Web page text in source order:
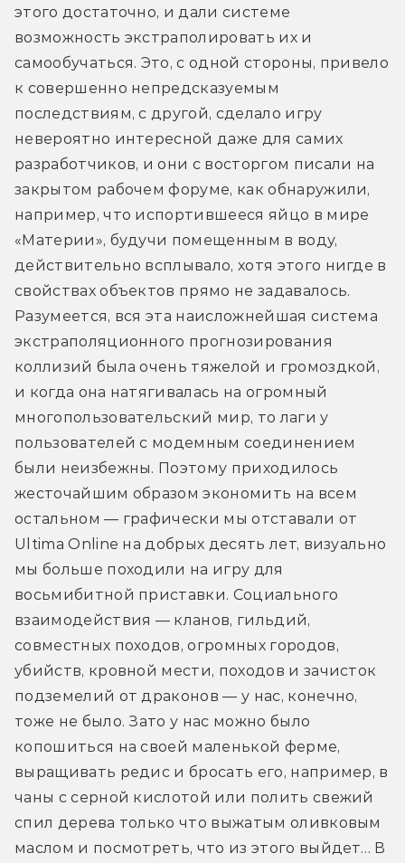
этого достаточно, и дали системе
возможность экстраполировать их и
самообучаться. Это, с одной стороны, привело
к совершенно непредсказуемым
последствиям, с другой, сделало игру
невероятно интересной даже для самих
разработчиков, и они с восторгом писали на
закрытом рабочем форуме, как обнаружили,
например, что испортившееся яйцо в мире
«Материи», будучи помещенным в воду,
действительно всплывало, хотя этого нигде в
свойствах объектов прямо не задавалось.
Разумеется, вся эта наисложнейшая система
экстраполяционного прогнозирования
коллизий была очень тяжелой и громоздкой,
и когда она натягивалась на огромный
многопользовательский мир, то лаги у
пользователей с модемным соединением
были неизбежны. Поэтому приходилось
жесточайшим образом экономить на всем
остальном — графически мы отставали от
Ultima Online на добрых десять лет, визуально
мы больше походили на игру для
восьмибитной приставки. Социального
взаимодействия — кланов, гильдий,
совместных походов, огромных городов,
убийств, кровной мести, походов и зачисток
подземелий от драконов — у нас, конечно,
тоже не было. Зато у нас можно было
копошиться на своей маленькой ферме,
выращивать редис и бросать его, например, в
чаны с серной кислотой или полить свежий
спил дерева только что выжатым оливковым
маслом и посмотреть, что из этого выйдет… В